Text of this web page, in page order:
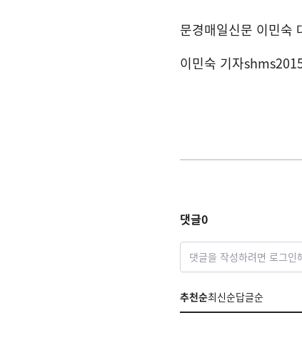
문경매일신문 이민숙
이민숙 기자
댓글0
댓글을 작성하려면 로그인
추천순최신순답글순